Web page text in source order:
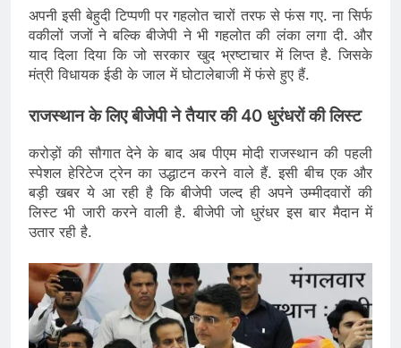
अपनी इसी बेहुदी टिप्पणी पर गहलोत चारों तरफ से फंस गए. ना सिर्फ
वकीलों जजों ने बल्कि बीजेपी ने भी गहलोत की लंका लगा दी. और
याद दिला दिया कि जो सरकार खुद भ्रष्टाचार में लिप्त है. जिसके
मंत्री विधायक ईडी के जाल में घोटालेबाजी में फंसे हुए हैं.
राजस्थान के लिए बीजेपी ने तैयार की 40 धुरंधरों की लिस्ट
करोड़ों की सौगात देने के बाद अब पीएम मोदी राजस्थान की पहली
स्पेशल हेरिटेज ट्रेन का उद्धाटन करने वाले हैं. इसी बीच एक और
बड़ी खबर ये आ रही है कि बीजेपी जल्द ही अपने उम्मीदवारों की
लिस्ट भी जारी करने वाली है. बीजेपी जो धुरंधर इस बार मैदान में
उतार रही है.